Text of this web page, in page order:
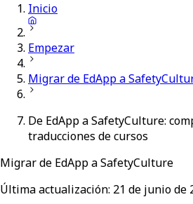
Inicio
Empezar
Migrar de EdApp a
De EdApp a SafetyCulture:
traducciones de cursos
Migrar de EdApp a SafetyCulture
Última actualización: 21 de junio de